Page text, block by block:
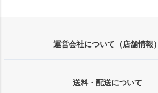
運営会社について（店舗情報）
送料・配送について